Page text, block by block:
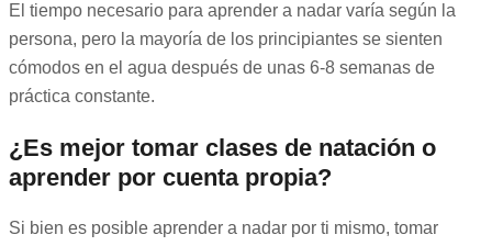
El tiempo necesario para aprender a nadar varía según la
persona, pero la mayoría de los principiantes se sienten
cómodos en el agua después de unas 6-8 semanas de
práctica constante.
¿Es mejor tomar clases de natación o
aprender por cuenta propia?
Si bien es posible aprender a nadar por ti mismo, tomar